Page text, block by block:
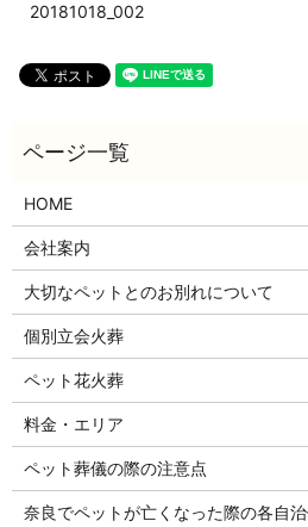
20181018_002
HOME
会社案内
大切なペットとのお別れについて
個別立会火葬
ペット花火葬
料金・エリア
ペット葬儀の際の注意点
奈良でペットが亡くなった際の各自